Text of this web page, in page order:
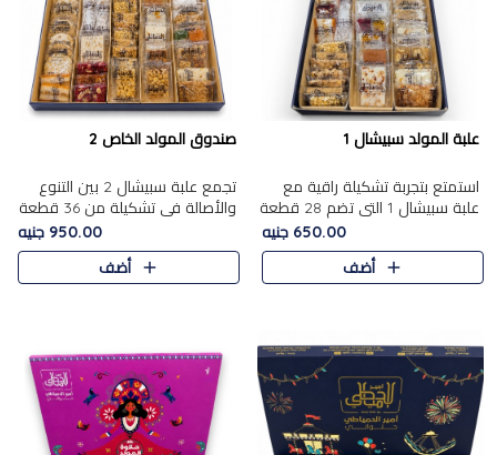
علبة المولد سبيشال 1
استمتع بتجربة تشكيلة راقية مع
علبة سبيشال 1 التي تضم 28 قطعة
من تشكيلة مختارة بعناية من أفخر
حلويات المولد المصرية الأصلية
الشرقية. تحتوي ال..
650.00 جنيه
أضف
صندوق المولد الخاص 2
تجمع علبة سبيشال 2 بين التنوع
والأصالة في تشكيلة من 36 قطعة
تضم أشهر حلويات المولد الشرقية.
تحتوي العلبة على الجزرية بالفول،
والجزرية بالبن..
950.00 جنيه
أضف